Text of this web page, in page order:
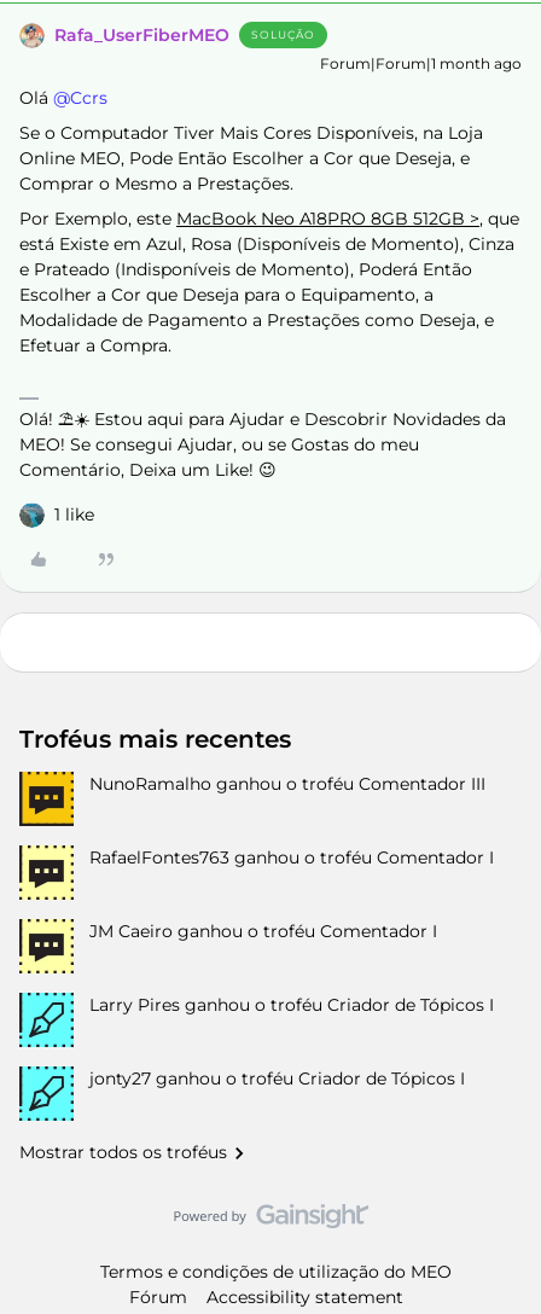
Rafa_UserFiberMEO SOLUÇÃO
Forum|Forum|1 month ago
Olá ​ @Ccrs
Se o Computador Tiver Mais Cores Disponíveis, na Loja
Online MEO, Pode Então Escolher a Cor que Deseja, e
Comprar o Mesmo a Prestações.
Por Exemplo, este MacBook Neo A18PRO 8GB 512GB >, que
está Existe em Azul, Rosa (Disponíveis de Momento), Cinza
e Prateado (Indisponíveis de Momento), Poderá Então
Escolher a Cor que Deseja para o Equipamento, a
Modalidade de Pagamento a Prestações como Deseja, e
Efetuar a Compra.
Olá! ⛱️☀️ Estou aqui para Ajudar e Descobrir Novidades da
MEO! Se consegui Ajudar, ou se Gostas do meu
Comentário, Deixa um Like! 😉
1 like
Troféus mais recentes
NunoRamalho ganhou o troféu Comentador III
RafaelFontes763 ganhou o troféu Comentador I
JM Caeiro ganhou o troféu Comentador I
Larry Pires ganhou o troféu Criador de Tópicos I
jonty27 ganhou o troféu Criador de Tópicos I
Mostrar todos os troféus
Termos e condições de utilização do MEO
Fórum
Accessibility statement